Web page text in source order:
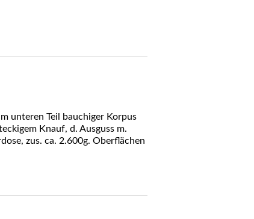
unteren Teil bauchiger Korpus
Knauf, d. Ausguss m.
zus. ca. 2.600g. Oberflächen